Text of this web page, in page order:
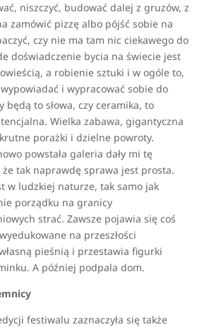
niszczyć, budować dalej z gruzów, z
zamówić pizzę albo pójść sobie na
czy nie ma tam nic ciekawego do
doświadczenie bycia na świecie jest
a robienie sztuki i w ogóle to,
i wypracować sobie do
będą to słowa, czy ceramika, to
Wielka zabawa, gigantyczna
porażki i dzielne powroty.
powstała galeria dały mi tę
że tak naprawdę sprawa jest prosta.
w ludzkiej naturze, tak samo jak
porządku na granicy
strać. Zawsze pojawia się coś
na przeszłości
pieśnią i przestawia figurki
A później podpala dom.
festiwalu zaznaczyła się także